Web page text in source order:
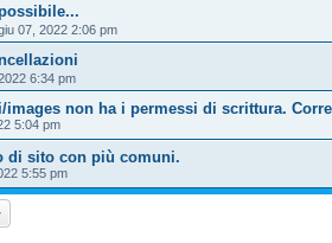
07, 2022 2:06 pm
6:34 pm
non ha i permessi di scrittura.
5:04 pm
di sito con più comuni.
5:55 pm